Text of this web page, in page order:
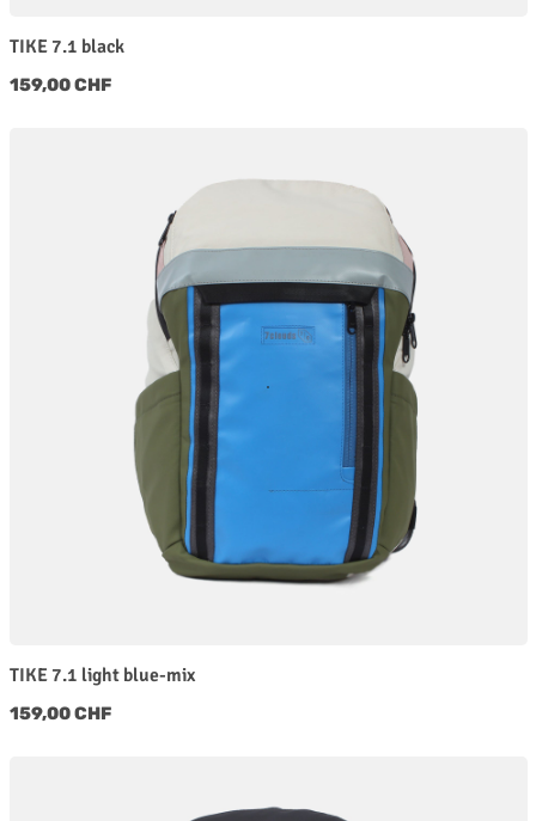
TIKE 7.1 black
Regulärer Preis:
159,00 CHF
TIKE 7.1 light blue-mix
Regulärer Preis:
159,00 CHF